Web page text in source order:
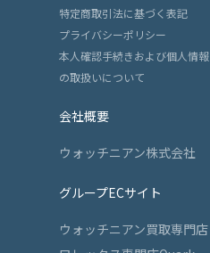
特定商取引法に基づく表記
プライバシーポリシー
本人確認手続きおよび個人情報
の取扱いについて
会社概要
ウォッチニアン株式会社
グループECサイト
ウォッチニアン買取専門店